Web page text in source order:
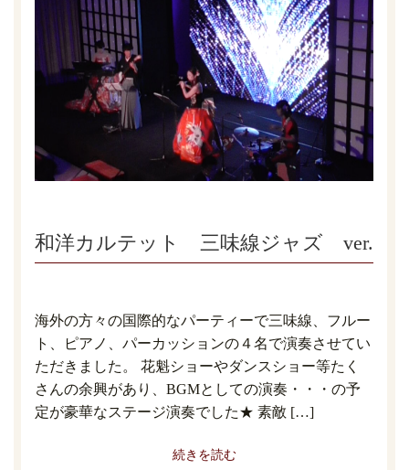
和洋カルテット 三味線ジャズ ver.
海外の方々の国際的なパーティーで三味線、フルー
ト、ピアノ、パーカッションの４名で演奏させてい
ただきました。 花魁ショーやダンスショー等たく
さんの余興があり、BGMとしての演奏・・・の予
定が豪華なステージ演奏でした★ 素敵 […]
続きを読む